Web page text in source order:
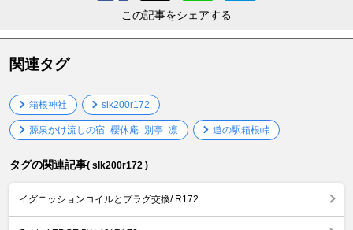
この記事をシェアする
関連タグ
箱根神社 slk200r172
源泉かけ流しの宿_櫻休庵_別亭_凛 道の駅箱根峠
タグの関連記事( slk200r172 )
イグニッションコイルとプラグ交換/ R172